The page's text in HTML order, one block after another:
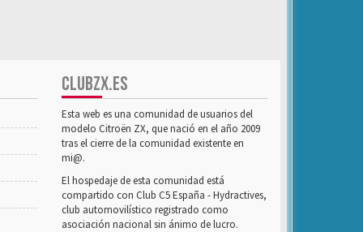
CLUBZX.ES
Esta web es una comunidad de usuarios del
modelo Citroën ZX, que nació en el año 2009
tras el cierre de la comunidad existente en
mi@.
El hospedaje de esta comunidad está
compartido con Club C5 España - Hydractives,
club automovilístico registrado como
asociación nacional sin ánimo de lucro.